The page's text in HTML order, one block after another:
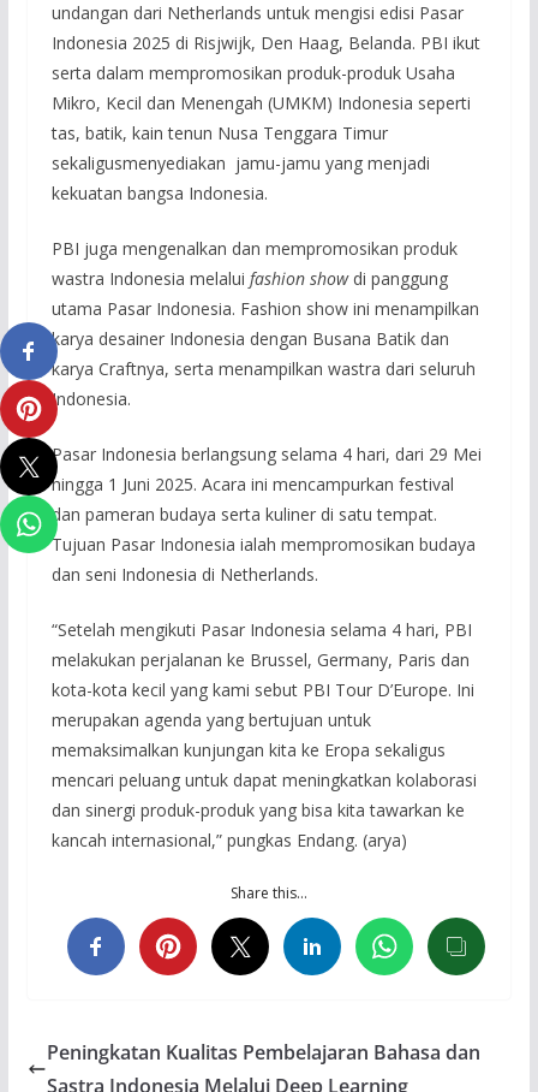
undangan dari Netherlands untuk mengisi edisi Pasar
Indonesia 2025 di Risjwijk, Den Haag, Belanda. PBI ikut
serta dalam mempromosikan produk-produk Usaha
Mikro, Kecil dan Menengah (UMKM) Indonesia seperti
tas, batik, kain tenun Nusa Tenggara Timur
sekaligusmenyediakan jamu-jamu yang menjadi
kekuatan bangsa Indonesia.
PBI juga mengenalkan dan mempromosikan produk
wastra Indonesia melalui fashion showdi panggung
utama Pasar Indonesia. Fashion show ini menampilkan
karya desainer Indonesia dengan Busana Batik dan
karya Craftnya, serta menampilkan wastra dari seluruh
Indonesia.
Pasar Indonesia berlangsung selama 4 hari, dari 29 Mei
hingga 1 Juni 2025. Acara ini mencampurkan festival
dan pameran budaya serta kuliner di satu tempat.
Tujuan Pasar Indonesia ialah mempromosikan budaya
dan seni Indonesia di Netherlands.
“Setelah mengikuti Pasar Indonesia selama 4 hari, PBI
melakukan perjalanan ke Brussel, Germany, Paris dan
kota-kota kecil yang kami sebut PBI Tour D’Europe. Ini
merupakan agenda yang bertujuan untuk
memaksimalkan kunjungan kita ke Eropa sekaligus
mencari peluang untuk dapat meningkatkan kolaborasi
dan sinergi produk-produk yang bisa kita tawarkan ke
kancah internasional,” pungkas Endang. (arya)
Share this…
Peningkatan Kualitas Pembelajaran Bahasa dan
Sastra Indonesia Melalui Deep Learning